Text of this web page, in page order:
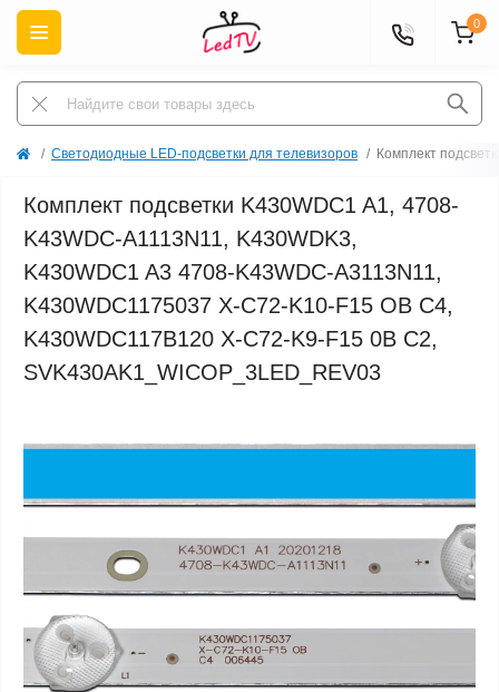
0
Светодиодные LED-подсветки для телевизоров Комплект
Комплект подсветки K430WDC1 A1, 4708-
K43WDC-A1113N11, K430WDK3,
K430WDC1 A3 4708-K43WDC-A3113N11,
K430WDC1175037 X-C72-K10-F15 OB C4,
K430WDC117B120 X-C72-K9-F15 0B C2,
SVK430AK1_WICOP_3LED_REV03